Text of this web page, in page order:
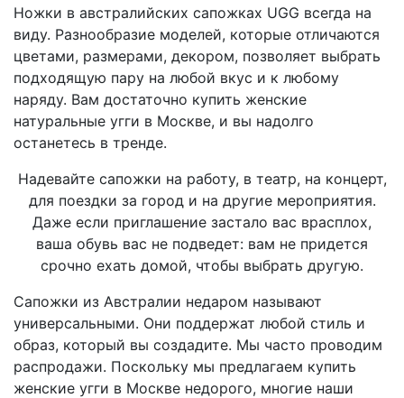
Ножки в австралийских сапожках UGG всегда на
виду. Разнообразие моделей, которые отличаются
цветами, размерами, декором, позволяет выбрать
подходящую пару на любой вкус и к любому
наряду. Вам достаточно купить женские
натуральные угги в Москве, и вы надолго
останетесь в тренде.
Надевайте сапожки на работу, в театр, на концерт,
для поездки за город и на другие мероприятия.
Даже если приглашение застало вас врасплох,
ваша обувь вас не подведет: вам не придется
срочно ехать домой, чтобы выбрать другую.
Сапожки из Австралии недаром называют
универсальными. Они поддержат любой стиль и
образ, который вы создадите. Мы часто проводим
распродажи. Поскольку мы предлагаем купить
женские угги в Москве недорого, многие наши